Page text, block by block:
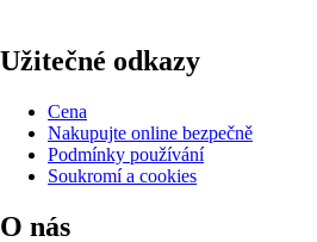
Užitečné odkazy
Cena
Nakupujte online bezpečně
Podmínky používání
Soukromí a cookies
O nás